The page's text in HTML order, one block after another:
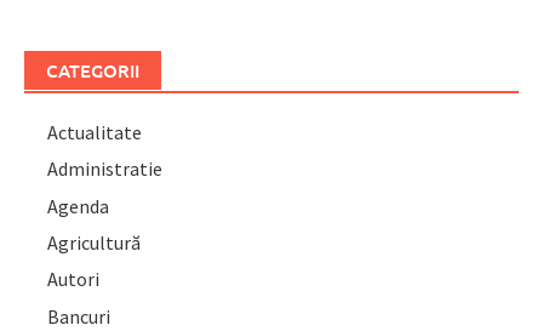
CATEGORII
Actualitate
Administratie
Agenda
Agricultură
Autori
Bancuri